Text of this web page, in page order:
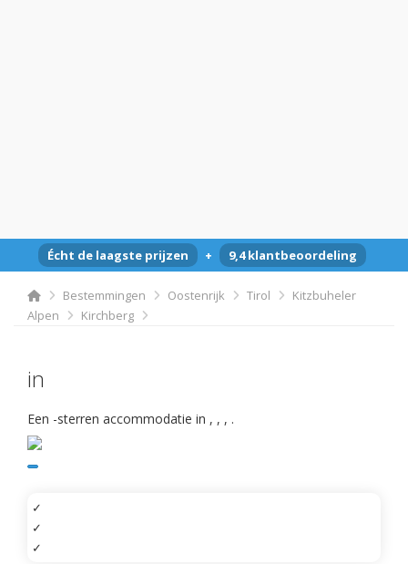
Écht de laagste prijzen + 9,4 klantbeoordeling
Bestemmingen Oostenrijk Tirol
Kitzbuheler
Alpen
Kirchberg
in
Een -sterren accommodatie in , , , .
✓
✓
✓